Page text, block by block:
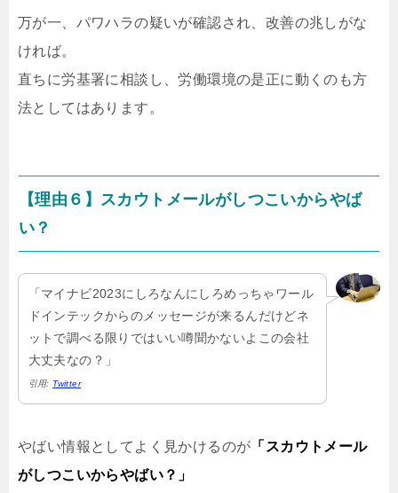
万が一、パワハラの疑いが確認され、改善の兆しがな
ければ。
直ちに労基署に相談し、労働環境の是正に動くのも方
法としてはあります。
【理由６】スカウトメールがしつこいからやば
い？
「マイナビ2023にしろなんにしろめっちゃワール
ドインテックからのメッセージが来るんだけどネ
ットで調べる限りではいい噂聞かないよこの会社
大丈夫なの？」
引用: Twitter
やばい情報としてよく見かけるのが 「スカウトメール
がしつこいからやばい？」